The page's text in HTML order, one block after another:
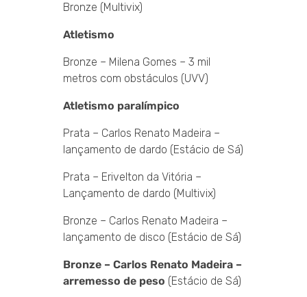
Bronze (Multivix)
Atletismo
Bronze – Milena Gomes – 3 mil
metros com obstáculos (UVV)
Atletismo paralímpico
Prata – Carlos Renato Madeira –
lançamento de dardo (Estácio de Sá)
Prata – Erivelton da Vitória –
Lançamento de dardo (Multivix)
Bronze – Carlos Renato Madeira –
lançamento de disco (Estácio de Sá)
Bronze – Carlos Renato Madeira –
arremesso de peso (Estácio de Sá)